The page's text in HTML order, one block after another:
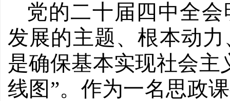
党的二十届四中全会
发展的主题、根本动
是确保基本实现社会主
线图”。作为一名思政